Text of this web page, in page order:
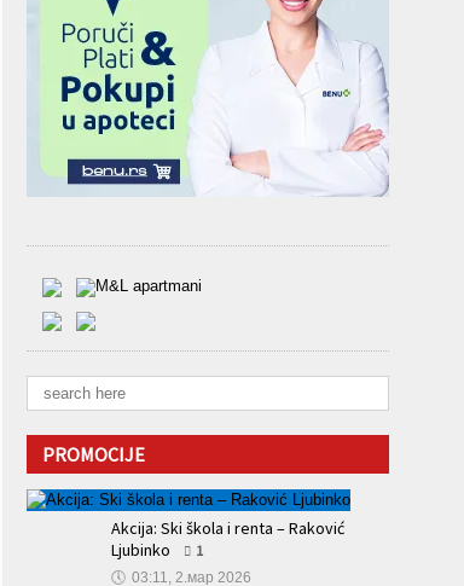
PROMOCIJE
Akcija: Ski škola i renta – Raković
Ljubinko
1
🕔 03:11, 2.мар 2026